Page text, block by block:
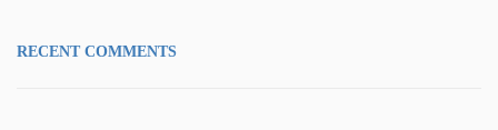
RECENT COMMENTS